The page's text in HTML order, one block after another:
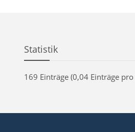
Statistik
169 Einträge (0,04 Einträge